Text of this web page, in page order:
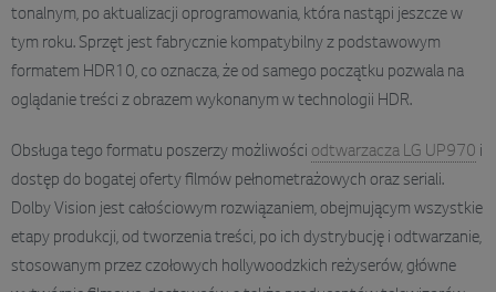
tonalnym, po aktualizacji oprogramowania, która nastąpi jeszcze w
tym roku. Sprzęt jest fabrycznie kompatybilny z podstawowym
formatem HDR10, co oznacza, że od samego początku pozwala na
oglądanie treści z obrazem wykonanym w technologii HDR.
Obsługa tego formatu poszerzy możliwości odtwarzacza LG UP970 i
dostęp do bogatej oferty filmów pełnometrażowych oraz seriali.
Dolby Vision jest całościowym rozwiązaniem, obejmującym wszystkie
etapy produkcji, od tworzenia treści, po ich dystrybucję i odtwarzanie,
stosowanym przez czołowych hollywoodzkich reżyserów, główne